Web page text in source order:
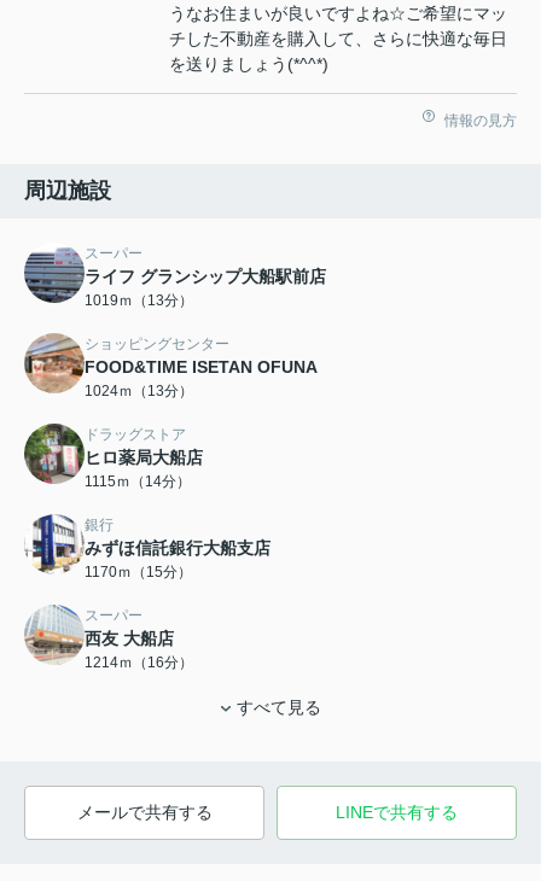
うなお住まいが良いですよね☆ご希望にマッ
チした不動産を購入して、さらに快適な毎日
を送りましょう(*^^*)
情報の見方
周辺施設
スーパー
ライフ グランシップ大船駅前店
1019ｍ（13分）
ショッピングセンター
FOOD&TIME ISETAN OFUNA
1024ｍ（13分）
ドラッグストア
ヒロ薬局大船店
1115ｍ（14分）
銀行
みずほ信託銀行大船支店
1170ｍ（15分）
スーパー
西友 大船店
1214ｍ（16分）
すべて見る
メールで共有する LINEで共有する